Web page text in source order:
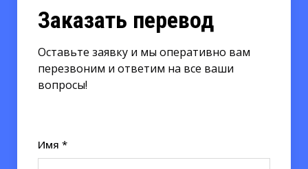
Заказать перевод
Оставьте заявку и мы оперативно вам
перезвоним и ответим на все ваши
вопросы!
Имя *